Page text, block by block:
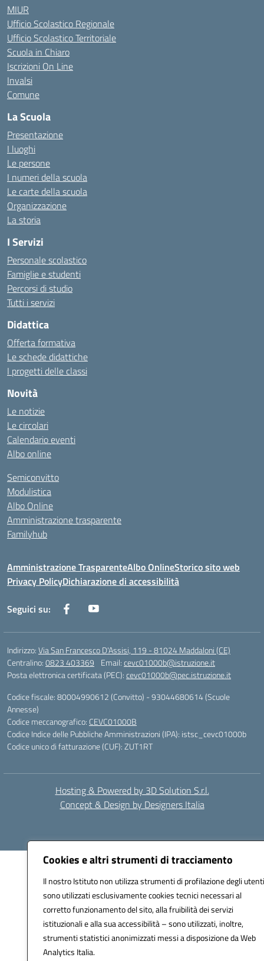
Cookies e altri strumenti di tracciamento
Il nostro Istituto non utilizza strumenti di profilazione degli
sono utilizzati esclusivamente cookies tecnici necessari al
corretto funzionamento del sito, alla fruibilità dei servizi
istituzionali e alla sua accessibilità – sono utilizzati, inoltre,
strumenti statistici anonimizzati messi a disposizione da Web
Analytics Italia.
MIUR
Ufficio Scolastico Regionale
Ufficio Scolastico Territoriale
Scuola in Chiaro
Iscrizioni On Line
Invalsi
Comune
La Scuola
Presentazione
I luoghi
Le persone
I numeri della scuola
Le carte della scuola
Organizzazione
La storia
I Servizi
Personale scolastico
Famiglie e studenti
Percorsi di studio
Tutti i servizi
Didattica
Offerta formativa
Le schede didattiche
I progetti delle classi
Novità
Le notizie
Le circolari
Calendario eventi
Albo online
Semiconvitto
Modulistica
Albo Online
Amministrazione trasparente
Familyhub
Amministrazione TrasparenteAlbo OnlineStorico sito web
Privacy PolicyDichiarazione di accessibilità
Seguici su:
Indirizzo:Via San Francesco D'Assisi, 119 - 81024 Maddaloni (CE)
Centralino:0823 403369 Email:cevc01000b@istruzione.it
Posta elettronica certificata (PEC):cevc01000b@pec.istruzione.it
Codice fiscale: 80004990612 (Convitto) - 93044680614 (Scuole
Annesse)
Codice meccanografico: CEVC01000B
Codice Indice delle Pubbliche Amministrazioni (IPA): istsc_cevc01000b
Codice unico di fatturazione (CUF): ZUT1RT
Hosting & Powered by 3D Solution S.r.l.
Concept & Design by Designers Italia